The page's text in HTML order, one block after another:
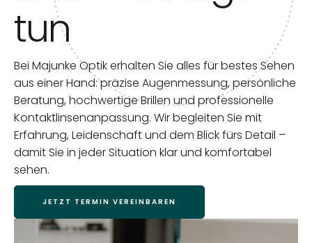
tun
Bei Majunke Optik erhalten Sie alles für bestes Sehen
aus einer Hand: präzise Augenmessung, persönliche
Beratung, hochwertige Brillen und professionelle
Kontaktlinsenanpassung. Wir begleiten Sie mit
Erfahrung, Leidenschaft und dem Blick fürs Detail –
damit Sie in jeder Situation klar und komfortabel
sehen.
JETZT TERMIN VEREINBAREN